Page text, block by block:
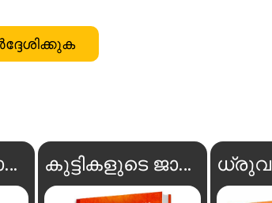
പ്രണയ റിപ്പോർട്ട് കുട്ടികളുടെ ജാതകം